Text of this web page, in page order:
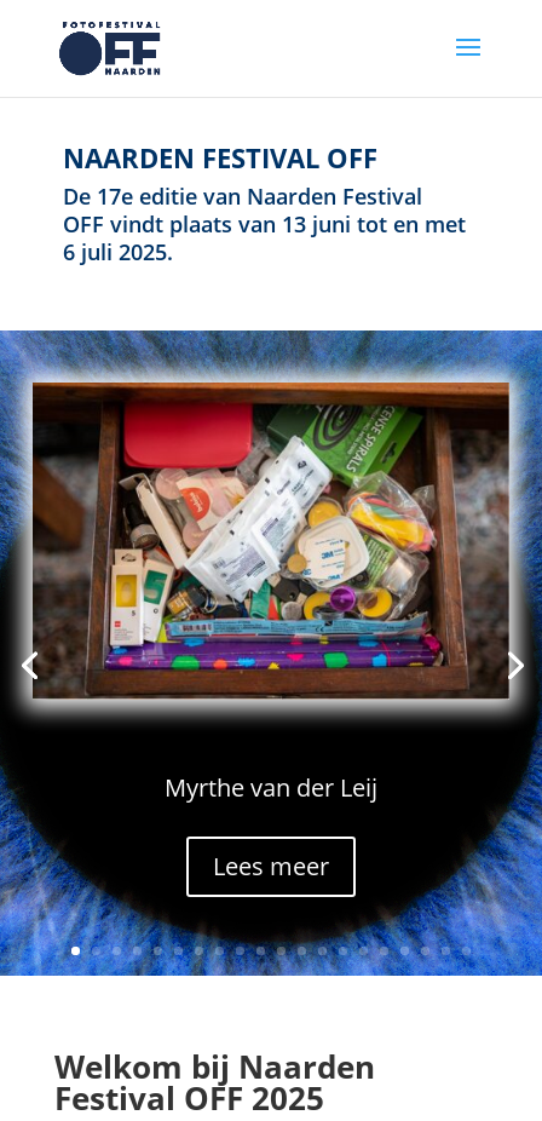
NAARDEN FESTIVAL OFF
De 17e editie van Naarden Festival
OFF vindt plaats van 13 juni tot en met
6 juli 2025.
Myrthe van der Leij
Lees meer
Welkom bij Naarden
Festival OFF 2025